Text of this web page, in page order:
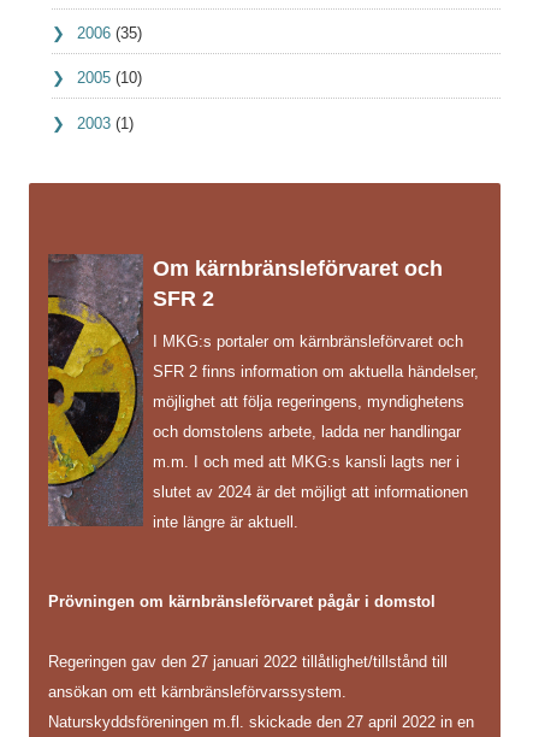
2006 (35)
2005 (10)
2003 (1)
Om kärnbränsleförvaret och
SFR 2
I MKG:s portaler om kärnbränsleförvaret och
SFR 2 finns information om aktuella händelser,
möjlighet att följa regeringens, myndighetens
och domstolens arbete, ladda ner handlingar
m.m. I och med att MKG:s kansli lagts ner i
slutet av 2024 är det möjligt att informationen
inte längre är aktuell.
Prövningen om kärnbränsleförvaret pågår i domstol
Regeringen gav den 27 januari 2022 tillåtlighet/tillstånd till
ansökan om ett kärnbränsleförvarssystem.
Naturskyddsföreningen m.fl. skickade den 27 april 2022 in en